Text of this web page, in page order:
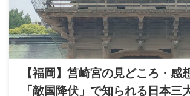
【福岡】筥崎宮の見どころ・感
「敵国降伏」で知られる日本三